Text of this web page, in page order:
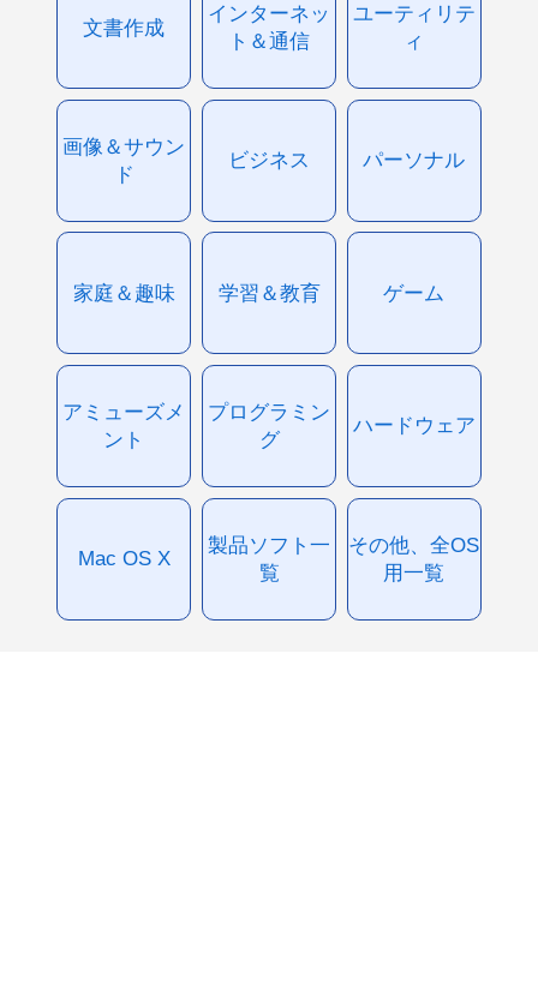
文書作成
インターネッ
ト＆通信
ユーティリテ
ィ
画像＆サウン
ド
ビジネス パーソナル
家庭＆趣味 学習＆教育 ゲーム
アミューズメ
ント
プログラミン
グ
ハードウェア
Mac OS X
製品ソフト一
覧
その他、全OS
用一覧